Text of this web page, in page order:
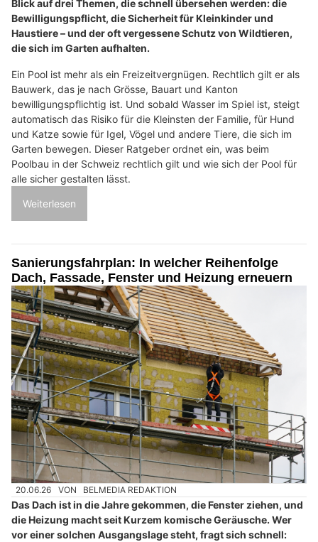
Blick auf drei Themen, die schnell übersehen werden: die
Bewilligungspflicht, die Sicherheit für Kleinkinder und
Haustiere – und der oft vergessene Schutz von Wildtieren,
die sich im Garten aufhalten.
Ein Pool ist mehr als ein Freizeitvergnügen. Rechtlich gilt er als
Bauwerk, das je nach Grösse, Bauart und Kanton
bewilligungspflichtig ist. Und sobald Wasser im Spiel ist, steigt
automatisch das Risiko für die Kleinsten der Familie, für Hund
und Katze sowie für Igel, Vögel und andere Tiere, die sich im
Garten bewegen. Dieser Ratgeber ordnet ein, was beim
Poolbau in der Schweiz rechtlich gilt und wie sich der Pool für
alle sicher gestalten lässt.
Weiterlesen
Sanierungsfahrplan: In welcher Reihenfolge
Dach, Fassade, Fenster und Heizung erneuern
20.06.26 VON BELMEDIA REDAKTION
Das Dach ist in die Jahre gekommen, die Fenster ziehen, und
die Heizung macht seit Kurzem komische Geräusche. Wer
vor einer solchen Ausgangslage steht, fragt sich schnell: